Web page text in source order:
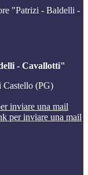
"Patrizi - Baldelli -
- Cavallotti"
(PG)
inviare una mail
per inviare una mail